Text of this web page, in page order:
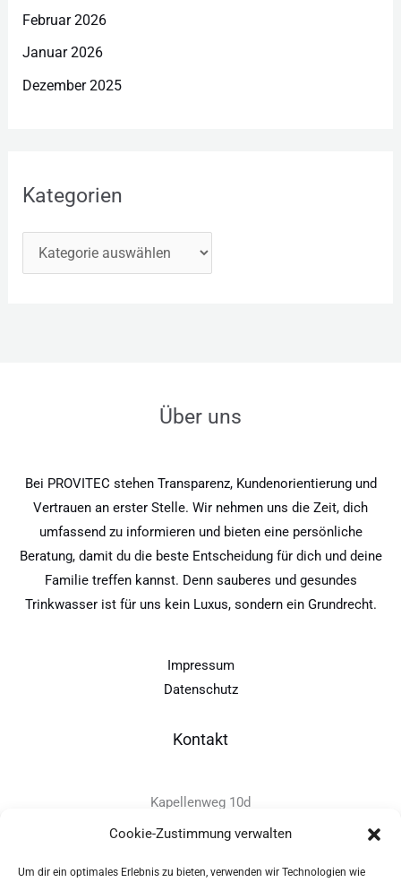
Cookie-Zustimmung verwalten
Um dir ein optimales Erlebnis zu bieten, verwenden wir Technologien wie
Februar 2026
Januar 2026
Dezember 2025
Kategorien
Über uns
Bei PROVITEC stehen Transparenz, Kundenorientierung und
Vertrauen an erster Stelle. Wir nehmen uns die Zeit, dich
umfassend zu informieren und bieten eine persönliche
Beratung, damit du die beste Entscheidung für dich und deine
Familie treffen kannst. Denn sauberes und gesundes
Trinkwasser ist für uns kein Luxus, sondern ein Grundrecht.
Impressum
Datenschutz
Kontakt
Kapellenweg 10d
D-94575 Windorf